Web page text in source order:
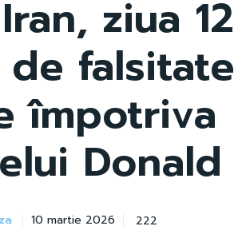
ziua
falsitate
împotriva
Donald
10 martie 2026 222